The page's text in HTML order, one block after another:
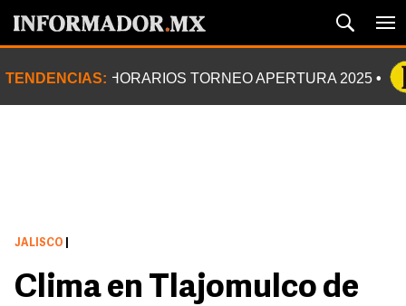
TENDENCIAS: HORARIOS TORNEO APERTURA 2025
JALISCO
Clima en Tlajomulco de